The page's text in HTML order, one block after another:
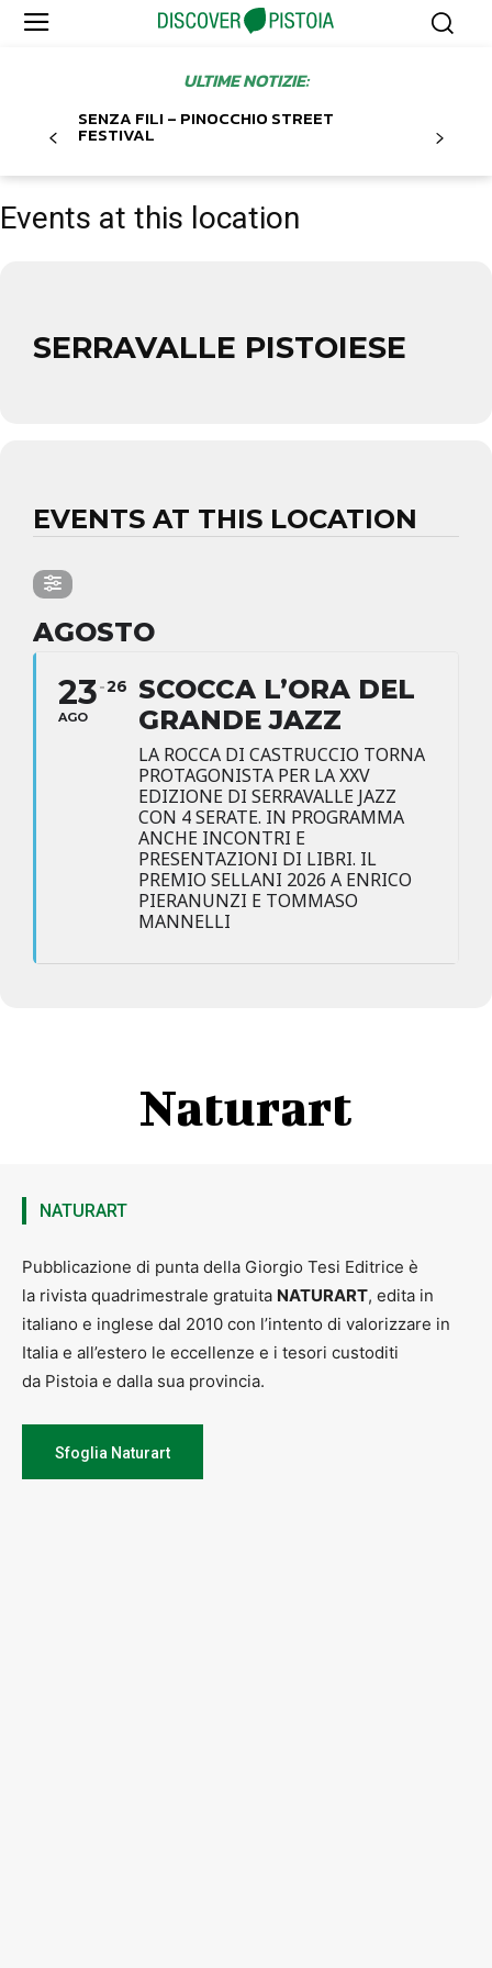
ULTIME NOTIZIE:
SENZA FILI – PINOCCHIO STREET
FESTIVAL
Events at this location
SERRAVALLE PISTOIESE
EVENTS AT THIS LOCATION
AGOSTO
23
AGO
26
SCOCCA L’ORA DEL
GRANDE JAZZ
LA ROCCA DI CASTRUCCIO TORNA
PROTAGONISTA PER LA XXV
EDIZIONE DI SERRAVALLE JAZZ
CON 4 SERATE. IN PROGRAMMA
ANCHE INCONTRI E
PRESENTAZIONI DI LIBRI. IL
PREMIO SELLANI 2026 A ENRICO
PIERANUNZI E TOMMASO
MANNELLI
Naturart
NATURART
Pubblicazione di punta della Giorgio Tesi Editrice è
la rivista quadrimestrale gratuita NATURART, edita in
italiano e inglese dal 2010 con l’intento di valorizzare in
Italia e all’estero le eccellenze e i tesori custoditi
da Pistoia e dalla sua provincia.
Sfoglia Naturart